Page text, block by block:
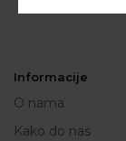
Informacije
O nama
Kako do nas